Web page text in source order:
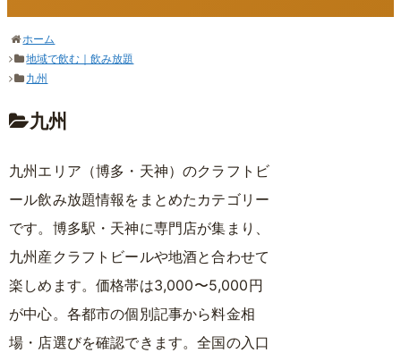
ホーム
地域で飲む｜飲み放題
九州
九州
九州エリア（博多・天神）のクラフトビ
ール飲み放題情報をまとめたカテゴリー
です。博多駅・天神に専門店が集まり、
九州産クラフトビールや地酒と合わせて
楽しめます。価格帯は3,000〜5,000円
が中心。各都市の個別記事から料金相
場・店選びを確認できます。全国の入口